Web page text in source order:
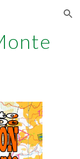
Skip to navigation